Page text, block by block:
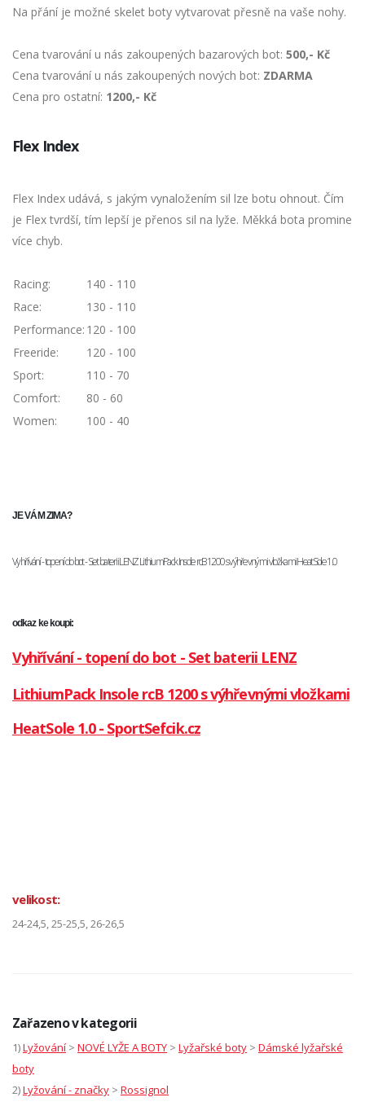
Na přání je možné skelet boty vytvarovat přesně na vaše nohy.
Cena tvarování u nás zakoupených bazarových bot: 500,- Kč
Cena tvarování u nás zakoupených nových bot: ZDARMA
Cena pro ostatní: 1200,- Kč
Flex Index
Flex Index udává, s jakým vynaložením sil lze botu ohnout. Čím
je Flex tvrdší, tím lepší je přenos sil na lyže. Měkká bota promine
více chyb.
Racing:
140 - 110
Race:
130 - 110
Performance: 120 - 100
Freeride:
120 - 100
Sport:
110 - 70
Comfort:
80 - 60
Women:
100 - 40
JE VÁM ZIMA?
Vyhřívání - topení do bot - Set baterii LENZ LithiumPack Insole rcB 1200 s výhřevnými vložkami HeatSole 1.0
odkaz ke koupi:
Vyhřívání - topení do bot - Set baterii LENZ
LithiumPack Insole rcB 1200 s výhřevnými vložkami
HeatSole 1.0 - SportSefcik.cz
velikost:
24-24,5, 25-25,5, 26-26,5
Zařazeno v kategorii
1)Lyžování > NOVÉ LYŽE A BOTY > Lyžařské boty > Dámské lyžařské
boty
2)Lyžování - značky > Rossignol